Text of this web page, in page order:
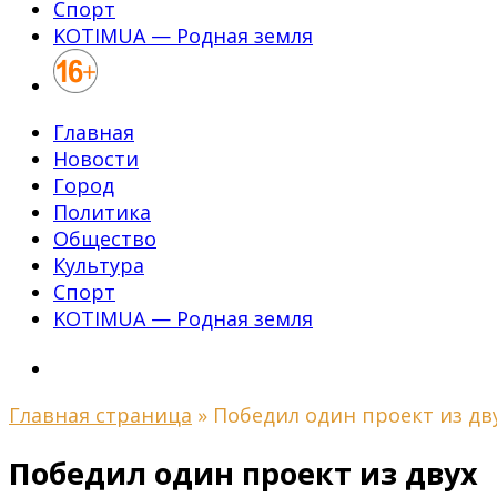
Спорт
KOTIMUA — Родная земля
Главная
Новости
Город
Политика
Общество
Культура
Спорт
KOTIMUA — Родная земля
Главная страница » Победил один проект из
Победил один проект из двух